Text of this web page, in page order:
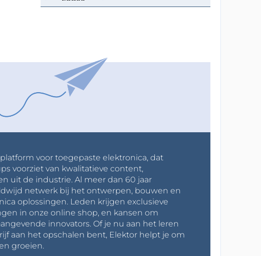
voor toegepaste elektronica, dat
voorziet van kwalitatieve content,
uit de industrie. Al meer dan 60 jaar
netwerk bij het ontwerpen, bouwen en
oplossingen. Leden krijgen exclusieve
in onze online shop, en kansen om
innovators. Of je nu aan het leren
aan het opschalen bent, Elektor helpt je om
groeien.